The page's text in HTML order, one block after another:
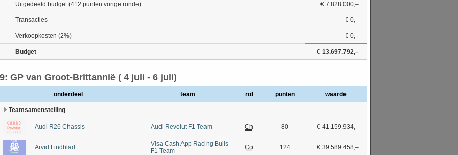
Uitgedeeld budget (412 punten vorige ronde) € 7.828.000,–
Transacties € 0,–
Verkoopkosten (2%) € 0,–
Budget € 13.697.792,–
GP van Groot-Brittannië ( 4 juli - 6 juli)
onderdeel team rol punten waarde
Teamsamenstelling
Audi R26 Chassis Audi Revolut F1 Team Ch 80 € 41.159.934,–
Arvid Lindblad
Visa Cash App Racing Bulls
F1 Team
Co 124 € 39.589.458,–